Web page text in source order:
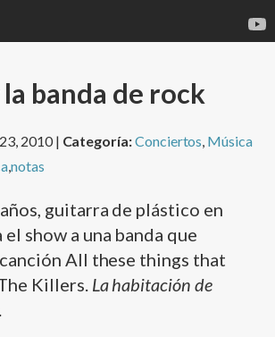
banda de rock
2010 | Categoría:Conciertos Música
,notas
guitarra de plástico en
el show a una banda que
All these things that
Killers. La habitación de